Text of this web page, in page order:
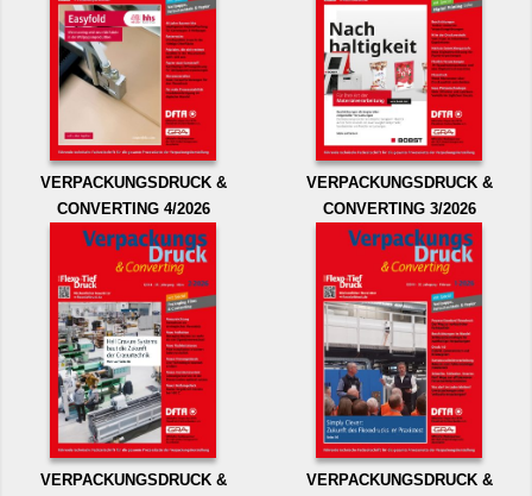
VERPACKUNGSDRUCK &
CONVERTING 4/2026
VERPACKUNGSDRUCK &
CONVERTING 3/2026
VERPACKUNGSDRUCK &
VERPACKUNGSDRUCK &